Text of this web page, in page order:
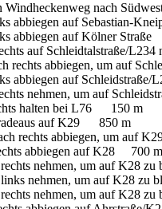
Windheckenweg nach
abbiegen auf Sebastian-
abbiegen auf Kölner
auf Schleidtalstraße/
rechts abbiegen, um auf
abbiegen auf
nehmen, um auf
halten bei L76 150 m
auf K29 850 m
rechts abbiegen, um auf
abbiegen auf K28 700
rechts nehmen, um auf K28
links nehmen, um auf K28
rechts nehmen, um auf K28